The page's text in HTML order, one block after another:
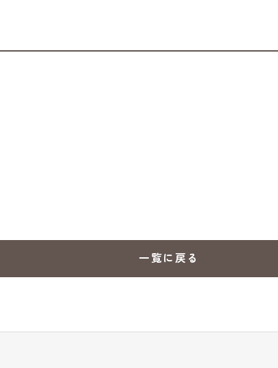
一覧に戻る